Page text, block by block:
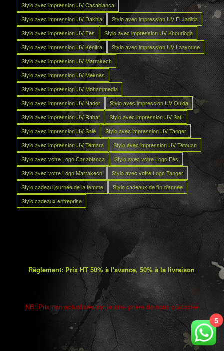
Stylo avec impression UV Casablanca
Stylo avec impression UV Dakhla
Stylo avec impression UV El Jadida
Stylo avec impression UV Fès
Stylo avec impression UV Khouribga
Stylo avec impression UV Kénitra
Stylo avec impression UV Laayoune
Stylo avec impression UV Marrakech
Stylo avec impression UV Meknès
Stylo avec impression UV Mohammedia
Stylo avec impression UV Nador
Stylo avec impression UV Oujda
Stylo avec impression UV Rabat
Stylo avec impression UV Safi
Stylo avec impression UV Salé
Stylo avec impression UV Tanger
Stylo avec impression UV Témara
Stylo avec impression UV Tétouan
Stylo avec votre Logo Casablanca
Stylo avec votre Logo Fès
Stylo avec votre Logo Marrakech
Stylo avec votre Logo Tanger
Stylo cadeau journée de la femme
Stylo cadeaux de fin d’année
Stylo cadeaux entreprise
Règlement: Prix HT 50% à l'avance, 50% à la livraison
NB: Prix non actualisés sur le site. prière de nous contacter
5